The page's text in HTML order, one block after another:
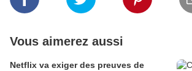
Vous aimerez aussi
Netflix va exiger des preuves de